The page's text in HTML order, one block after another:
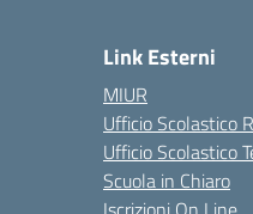
Link Esterni
MIUR
Ufficio Scolastico
Ufficio Scolastico
Scuola in Chiaro